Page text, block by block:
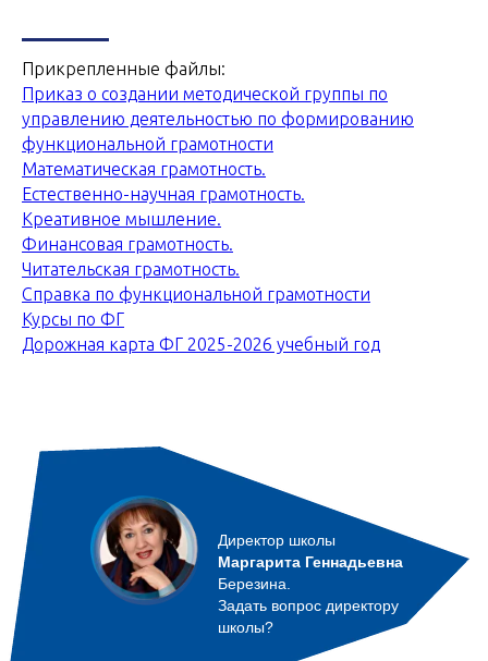
Прикрепленные файлы:
Приказ о создании методической группы по
управлению деятельностью по формированию
функциональной грамотности
Математическая грамотность.
Естественно-научная грамотность.
Креативное мышление.
Финансовая грамотность.
Читательская грамотность.
Справка по функциональной грамотности
Курсы по ФГ
Дорожная карта ФГ 2025-2026 учебный год
Директор школы
Маргарита Геннадьевна
Березина.
Задать вопрос директору
школы?